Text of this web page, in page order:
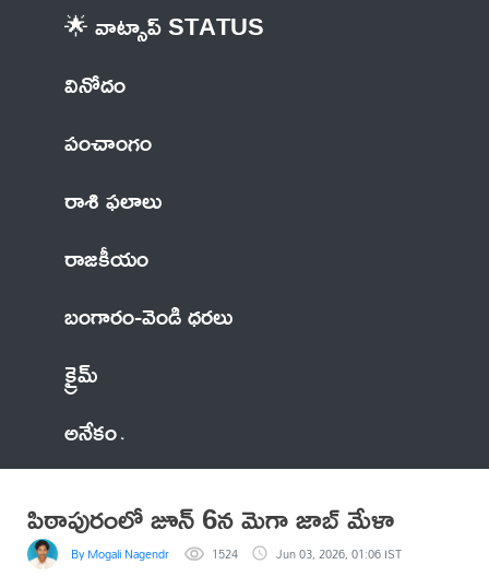
🌟 వాట్సాప్ STATUS
వినోదం
పంచాంగం
రాశి ఫలాలు
రాజకీయం
బంగారం-వెండి ధరలు
క్రైమ్
అనేకం
పిఠాపురంలో జూన్ 6న మెగా జాబ్ మేళా
By Mogali Nagendra 1524 Jun 03, 2026, 01:06 IST